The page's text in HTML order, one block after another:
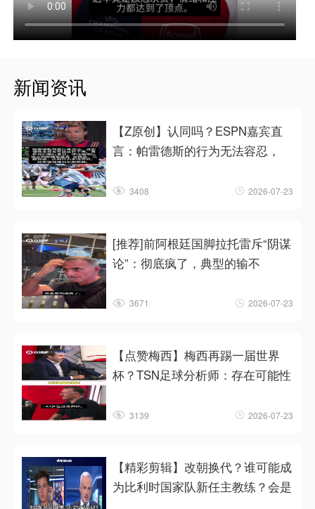
新闻资讯
【Z原创】认同吗？ESPN嘉宾直
言：帕雷德斯的行为无法容忍，
3408 2026-07-23
[推荐]前阿根廷国脚拉托雷斥“阴谋
论”：彻底疯了，典型的输不
3671 2026-07-23
【点赞梅西】梅西再踢一届世界
杯？TSN足球分析师：存在可能性
3139 2026-07-23
【精彩剪辑】改朝换代？谁可能成
为比利时国家队新任主教练？会是